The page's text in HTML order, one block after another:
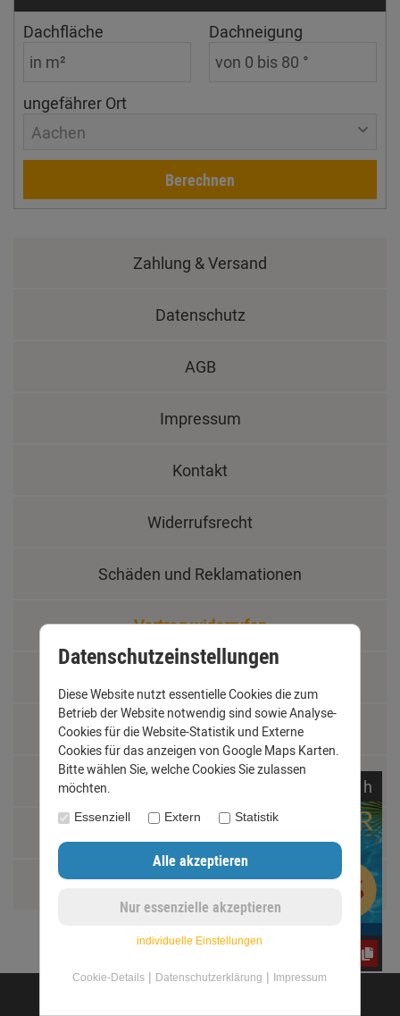
Dachfläche Dachneigung
ungefährer Ort
Aachen
Berechnen
Zahlung & Versand
Datenschutz
AGB
Impressum
Kontakt
Widerrufsrecht
Schäden und Reklamationen
Vertrag widerrufen
Fachbegriffe
Jobs
Größentabelle
h
Datenschutzeinstellungen
Diese Website nutzt essentielle Cookies die zum
Betrieb der Website notwendig sind sowie Analyse-
Cookies für die Website-Statistik und Externe
Cookies für das anzeigen von Google Maps Karten.
Bitte wählen Sie, welche Cookies Sie zulassen
möchten.
Essenziell Extern Statistik
individuelle Einstellungen
Cookie-Details | Datenschutzerklärung | Impressum